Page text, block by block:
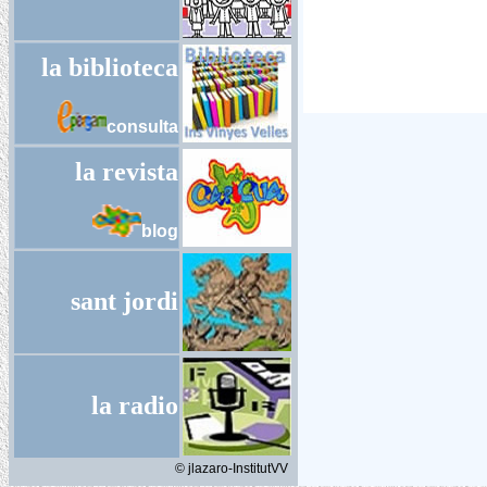
la biblioteca
consulta
la revista
blog
sant jordi
la radio
© jlazaro-InstitutVV